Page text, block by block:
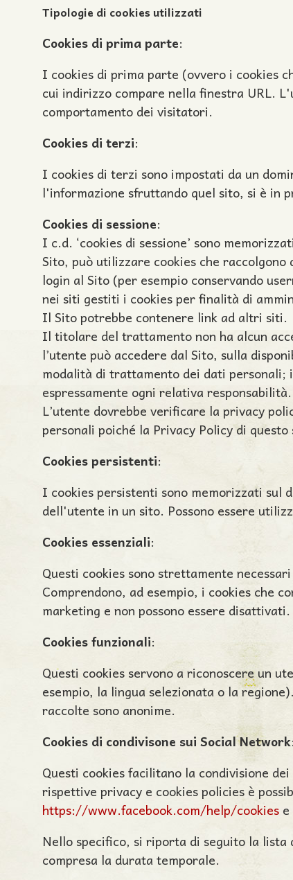
Tipologie di cookies utilizzati
Cookies di prima parte:
I cookies di prima parte (ovvero i cookies
cui indirizzo compare nella finestra URL.
comportamento dei visitatori.
Cookies di terzi:
I cookies di terzi sono impostati da un
l'informazione sfruttando quel sito, si è in
Cookies di sessione:
I c.d. ‘cookies di sessione’ sono
Sito, può utilizzare cookies che
login al Sito (per esempio conservando
nei siti gestiti i cookies per finalità di
Il Sito potrebbe contenere link ad altri siti.
Il titolare del trattamento non ha alcun
l’utente può accedere dal Sito, sulla
modalità di trattamento dei dati
espressamente ogni relativa responsabilità.
L’utente dovrebbe verificare la privacy
personali poiché la Privacy Policy di
Cookies persistenti:
I cookies persistenti sono memorizzati sul
dell'utente in un sito. Possono essere
Cookies essenziali:
Questi cookies sono strettamente
Comprendono, ad esempio, i cookies che
marketing e non possono essere disattivati.
Cookies funzionali:
Questi cookies servono a riconoscere un
esempio, la lingua selezionata o la
raccolte sono anonime.
Cookies di condivisone sui Social Network:
Questi cookies facilitano la condivisione
rispettive privacy e cookies policies è
https://www.facebook.com/help/cookies e
Nello specifico, si riporta di seguito la
compresa la durata temporale.